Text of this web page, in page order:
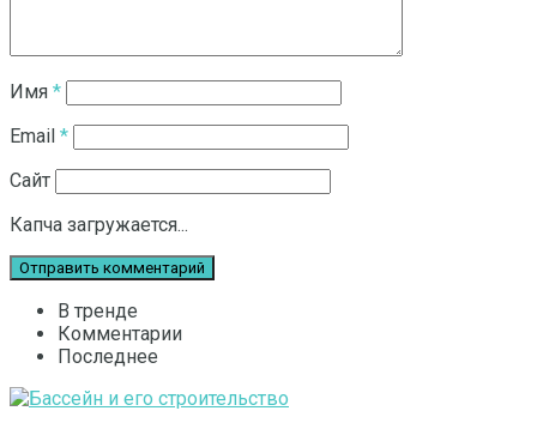
Имя *
Email *
Сайт
Капча загружается...
В тренде
Комментарии
Последнее